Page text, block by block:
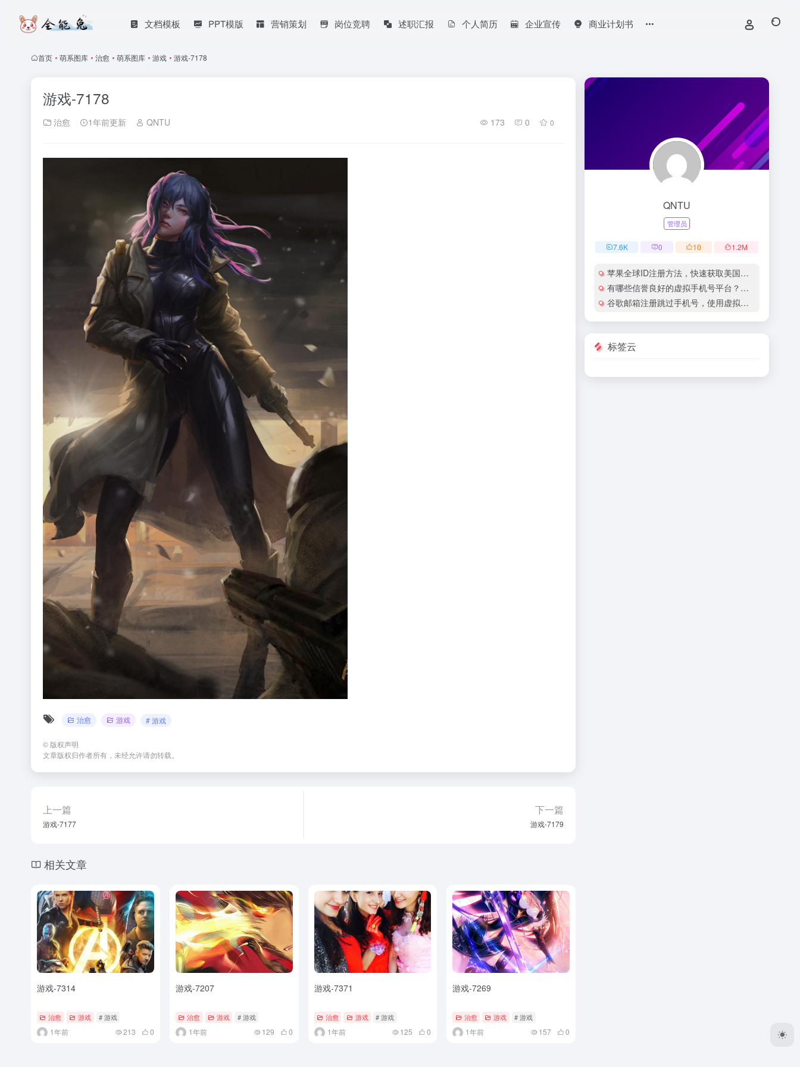
文档模板 PPT模版 营销策划 岗位竞聘 述职汇报 个人简历 企业宣传 商业计划书
首页 • 萌系图库 • 治愈 • 萌系图库 • 游戏 • 游戏-7178
游戏-7178
治愈 1年前更新 QNTU 173 0 0
治愈 游戏 # 游戏
© 版权声明
文章版权归作者所有，未经允许请勿转载。
上一篇
游戏-7177
下一篇
游戏-7179
相关文章
游戏-7314
治愈 游戏 # 游戏
1年前 213 0
游戏-7207
治愈 游戏 # 游戏
1年前 129 0
游戏-7371
治愈 游戏 # 游戏
1年前 125 0
游戏-7269
治愈 游戏 # 游戏
1年前 157 0
QNTU
管理员
7.6K 0 10 1.2M
苹果全球ID注册方法，快速获取美国地区苹果账号
有哪些信誉良好的虚拟手机号平台？有哪些平台提供国际虚拟手机号服务？
谷歌邮箱注册跳过手机号，使用虚拟手机号注册谷歌邮箱安全吗？
标签云